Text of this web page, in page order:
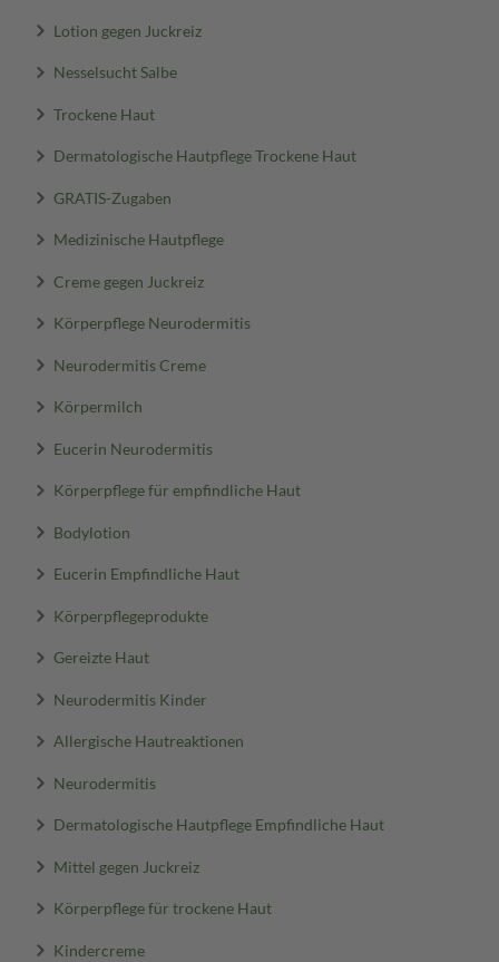
Lotion gegen Juckreiz
Nesselsucht Salbe
Trockene Haut
Dermatologische Hautpflege Trockene Haut
GRATIS-Zugaben
Medizinische Hautpflege
Creme gegen Juckreiz
Körperpflege Neurodermitis
Neurodermitis Creme
Körpermilch
Eucerin Neurodermitis
Körperpflege für empfindliche Haut
Bodylotion
Eucerin Empfindliche Haut
Körperpflegeprodukte
Gereizte Haut
Neurodermitis Kinder
Allergische Hautreaktionen
Neurodermitis
Dermatologische Hautpflege Empfindliche Haut
Mittel gegen Juckreiz
Körperpflege für trockene Haut
Kindercreme